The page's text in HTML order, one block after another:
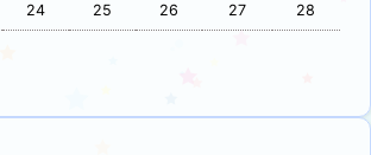
24 25 26 27 28